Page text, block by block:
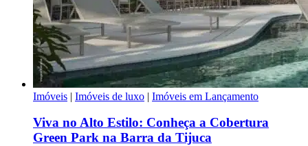
Imóveis | Imóveis de luxo | Imóveis em Lançamento
Viva no Alto Estilo: Conheça a Cobertura
Green Park na Barra da Tijuca